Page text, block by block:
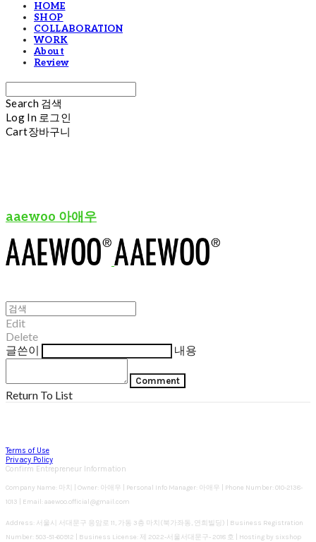
HOME
SHOP
COLLABORATION
WORK
About
Review
Search 검색
Log In 로그인
Cart장바구니
aaewoo 아애우
Edit
Delete
글쓴이
내용
Comment
Return To List
Terms of Use
Privacy Policy
Confirm Entrepreneur Information
Company Name: 마치 | Owner: 아애우 | Personal Info Manager: 아애우 | Phone Number: 010-2138-
1013 | Email: aaewoo.official@gmail.com
Address: 서울시 서대문구 응암로 11, 가동 3층 마치(북가좌동, 연희빌딩) | Business Registration
Number: 503-51-60912 | Business License: 제 2022-서울서대문구- 2018 호 | Hosting by sixshop